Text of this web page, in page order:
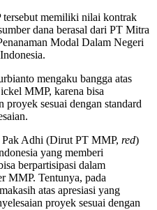
memiliki nilai kontrak
dana berasal dari PT Mitra
Modal Dalam Negeri
mengaku bangga atas
MMP, karena bisa
proyek sesuai dengan standard
Pak Adhi (Dirut PT MMP, red)
yang memberi
berpartisipasi dalam
MMP. Tentunya, pada
atas apresiasi yang
proyek sesuai dengan